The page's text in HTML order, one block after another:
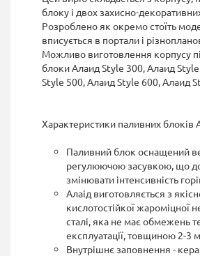
блоку i двох захисно-
Розроблено як окремо стоїть
вписується в портали і
Можливо виготовлення корпусу
блоки Алаид Style 300, Алаид
Style 500, Алаид Style 600, Алаид
Характеристики паливних блоків
Паливний блок оснащений
регулюючою засувкою, що
змінювати інтенсивність
Алаід виготовляється з
кислотостійкої жароміцної
сталі, яка не має обмежень
експлуатації, товщиною 2-3
Внутрішнє заповнення -